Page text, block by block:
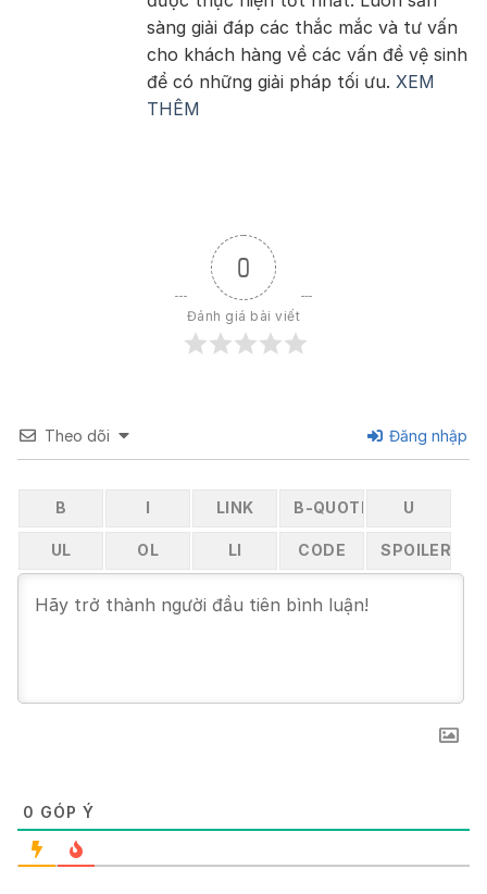
sàng giải đáp các thắc mắc và tư vấn
cho khách hàng về các vấn đề vệ sinh
để có những giải pháp tối ưu. XEM
THÊM
0
Đánh giá bài viết
Theo dõi Đăng nhập
0 GÓP Ý